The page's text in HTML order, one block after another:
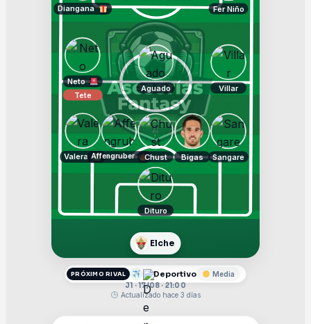
Dituro
Valera Affengruber Chust Bigas Sangare
Neto
Tete
Aguado Villar
Diangana Fer Niño
Elche
PRÓXIMO RIVAL Deportivo
Media
J1 · 17/08 · 21:00
Actualizado hace 3 días